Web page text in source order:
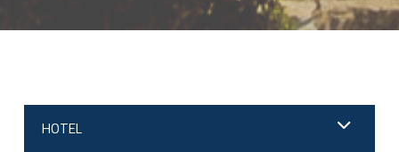
HOTEL